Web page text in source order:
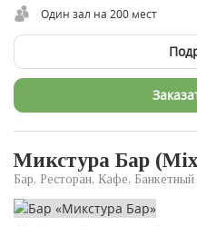
Один зал на 200 мест
Микстура Бар
Бар, Ресторан, Кафе,